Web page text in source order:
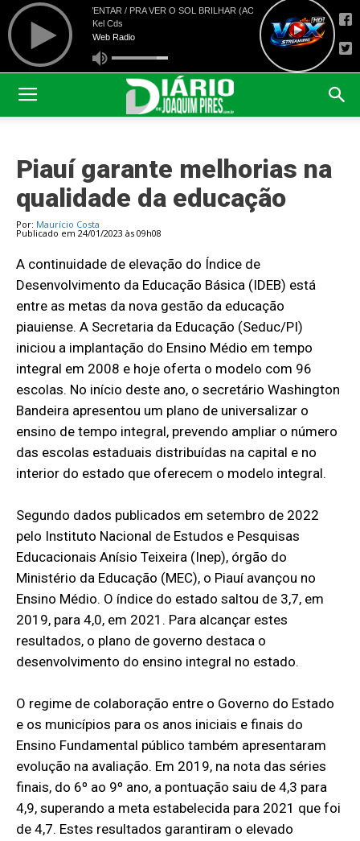
Piauí garante melhorias na
qualidade da educação
Por: Maurício Costa
Publicado em 24/01/2023 às 09h08
A continuidade de elevação do Índice de
Desenvolvimento da Educação Básica (IDEB) está
entre as metas da nova gestão da educação
piauiense. A Secretaria da Educação (Seduc/PI)
iniciou a implantação do Ensino Médio em tempo
integral em 2008 e hoje oferta o modelo com 96
escolas. No início deste ano, o secretário Washington
Bandeira apresentou um plano de universalizar o
ensino de tempo integral, prevendo ampliar o número
das escolas estaduais distribuídas na capital e no
interior do estado que oferecem o modelo integral.
Segundo dados publicados em setembro de 2022
pelo Instituto Nacional de Estudos e Pesquisas
Educacionais Anísio Teixeira (Inep), órgão do
Ministério da Educação (MEC), o Piauí avançou no
Ensino Médio. O índice do estado saltou de 3,7, em
2019, para 4,0, em 2021. Para alcançar estes
resultados, o plano de governo destaca o
desenvolvimento do ensino integral no estado.
O regime de colaboração entre o Governo do Estado
e os municípios para os anos iniciais e finais do
Ensino Fundamental público também apresentaram
evolução na avaliação. Em 2019, na nota das séries
finais, do 6º ao 9º ano, a pontuação saiu de 4,3 para
4,9, superando a meta estabelecida para 2021 que foi
de 4,7. Estes resultados garantiram o elevado